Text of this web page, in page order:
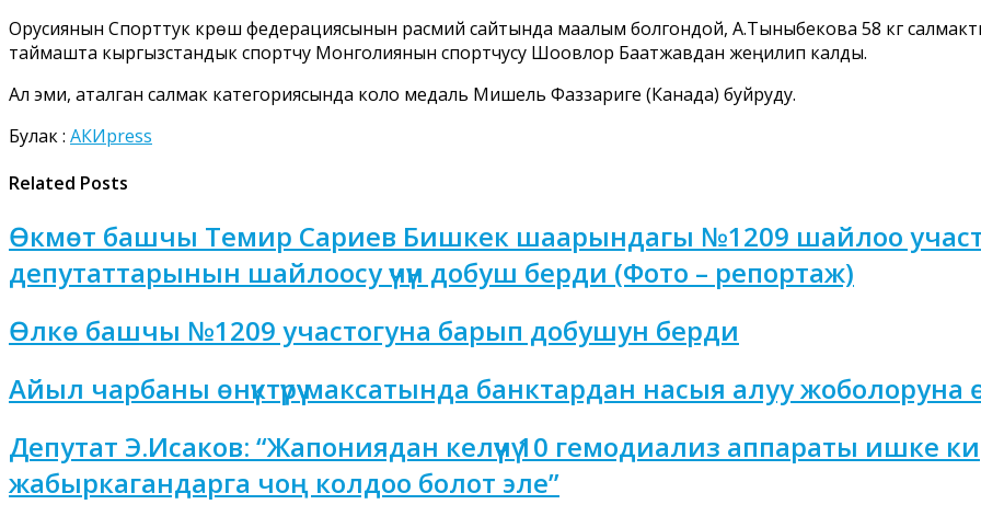
Орусиянын Спорттук күрөш федерациясынын расмий сайтында маалым болгондой, А.Тыныбекова 58 кг
таймашта кыргызстандык спортчу Монголиянын спортчусу Шоовлор Баатжавдан жеңилип калды.
Ал эми, аталган салмак категориясында коло медаль Мишель Фаззариге (Канада) буйруду.
Булак : АКИpress
Related Posts
Өкмөт башчы Темир Сариев Бишкек шаарындагы №1209 шайлоо
депутаттарынын шайлоосу үчүн добуш берди (Фото – репортаж)
Өлкө башчы №1209 участогуна барып добушун берди
Айыл чарбаны өнүктүрүү максатында банктардан насыя алуу жоболоруна
Депутат Э.Исаков: “Жапониядан келүүчү 10 гемодиализ аппараты ишке
жабыркагандарга чоң колдоо болот эле”